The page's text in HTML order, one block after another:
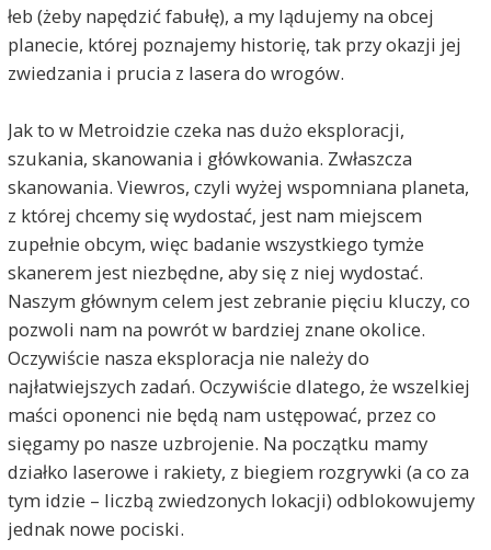
łeb (żeby napędzić fabułę), a my lądujemy na obcej
planecie, której poznajemy historię, tak przy okazji jej
zwiedzania i prucia z lasera do wrogów.
Jak to w Metroidzie czeka nas dużo eksploracji,
szukania, skanowania i główkowania. Zwłaszcza
skanowania. Viewros, czyli wyżej wspomniana planeta,
z której chcemy się wydostać, jest nam miejscem
zupełnie obcym, więc badanie wszystkiego tymże
skanerem jest niezbędne, aby się z niej wydostać.
Naszym głównym celem jest zebranie pięciu kluczy, co
pozwoli nam na powrót w bardziej znane okolice.
Oczywiście nasza eksploracja nie należy do
najłatwiejszych zadań. Oczywiście dlatego, że wszelkiej
maści oponenci nie będą nam ustępować, przez co
sięgamy po nasze uzbrojenie. Na początku mamy
działko laserowe i rakiety, z biegiem rozgrywki (a co za
tym idzie – liczbą zwiedzonych lokacji) odblokowujemy
jednak nowe pociski.